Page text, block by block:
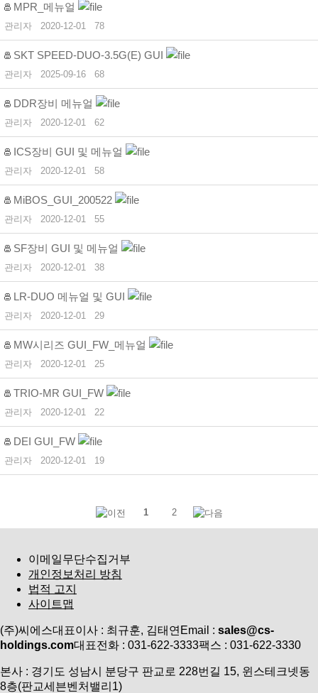
MPR_메뉴얼
관리자 2020-12-01 78
SKT SPEED-DUO-3.5G(E) GUI
관리자 2025-09-16 68
DDR장비 메뉴얼
관리자 2020-12-01 62
ICS장비 GUI 및 메뉴얼
관리자 2020-12-01 58
MiBOS_GUI_200522
관리자 2020-12-01 55
SF장비 GUI 및 메뉴얼
관리자 2020-12-01 38
LR-DUO 메뉴얼 및 GUI
관리자 2020-12-01 29
MW시리즈 GUI_FW_메뉴얼
관리자 2020-12-01 25
TRIO-MR GUI_FW
관리자 2020-12-01 22
DEI GUI_FW
관리자 2020-12-01 19
1 2
이메일무단수집거부
개인정보처리 방침
법적 고지
사이트맵
(주)씨에스대표이사 : 최규훈, 김태연 Email : sales@cs-
holdings.com대표전화 : 031-622-3333팩스 : 031-622-3330
본사 : 경기도 성남시 분당구 판교로 228번길 15, 윈스테크넷동
8층(판교세븐벤처밸리1)